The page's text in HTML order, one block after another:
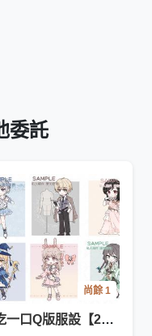
委託
尚餘 1
吃一口Q版服設【2026-9月】更多範例詳見說明